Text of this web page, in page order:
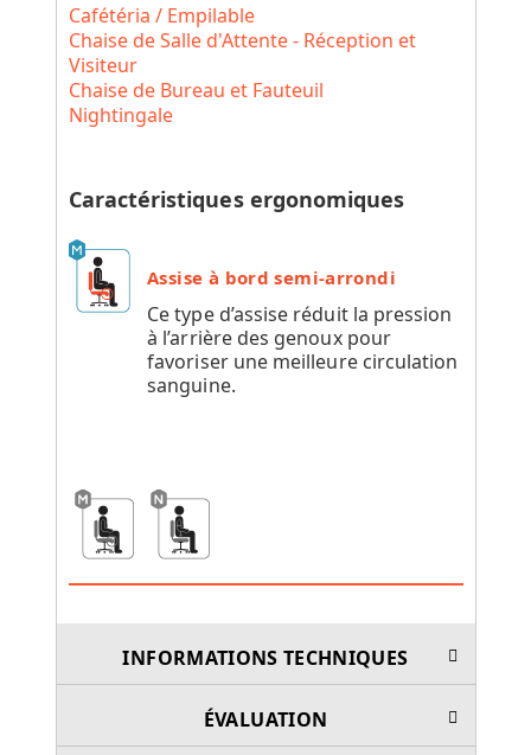
Cafétéria / Empilable
Chaise de Salle d'Attente - Réception et
Visiteur
Chaise de Bureau et Fauteuil
Nightingale
Caractéristiques ergonomiques
Assise à bord semi-arrondi
Ce type d’assise réduit la pression
à l’arrière des genoux pour
favoriser une meilleure circulation
sanguine.
INFORMATIONS TECHNIQUES
ÉVALUATION